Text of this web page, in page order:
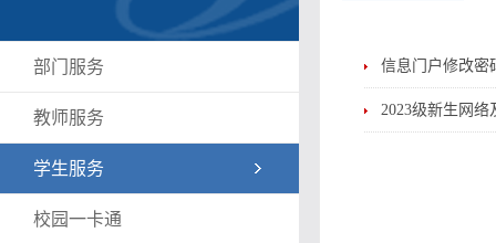
部门服务
教师服务
学生服务
校园一卡通
信息门户修改密
2023级新生网络